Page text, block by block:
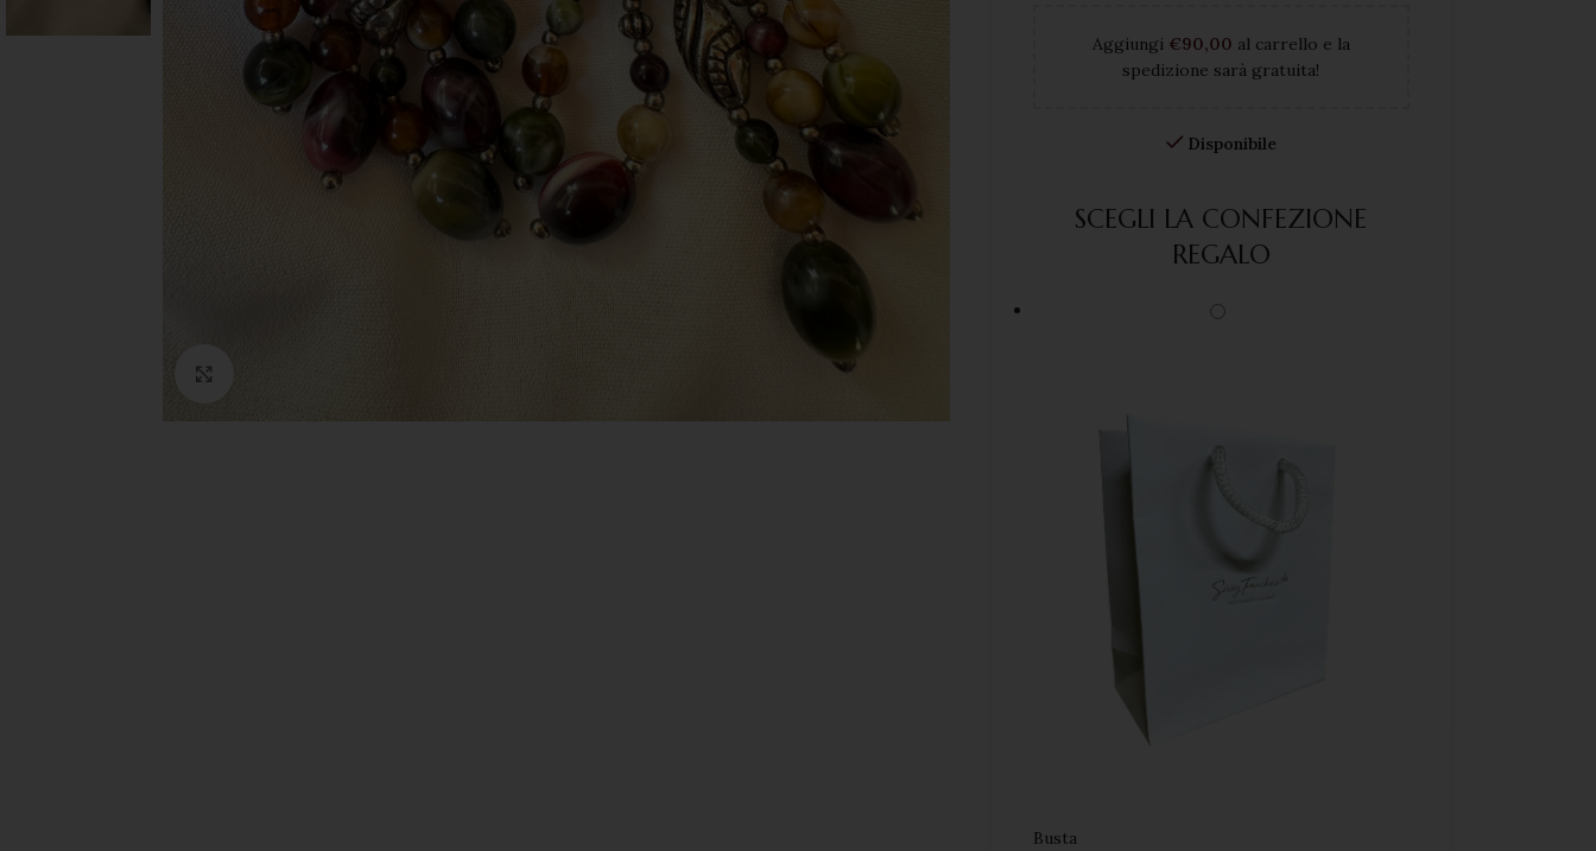
Aggiungi €90,00 al carrello e la
spedizione sarà gratuita!
Disponibile
SCEGLI LA CONFEZIONE
REGALO
Busta ️